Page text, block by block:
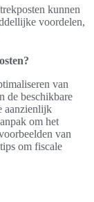
kunnen
voordelen,
van
de beschikbare
aanzienlijk
om het
van
om fiscale